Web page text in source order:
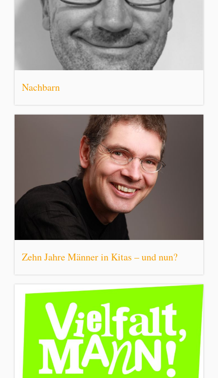
Nachbarn
Zehn Jahre Männer in Kitas – und nun?